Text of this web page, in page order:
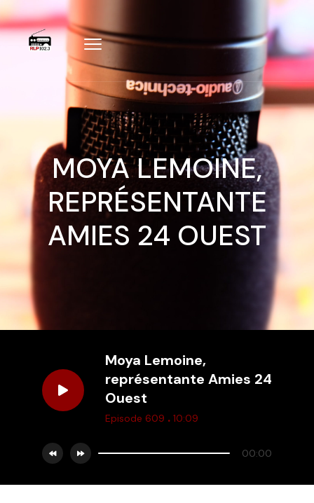
MOYA LEMOINE,
REPRÉSENTANTE
AMIES 24 OUEST
Moya Lemoine,
représentante Amies 24
Ouest
Episode 609 . 10:09
00:00